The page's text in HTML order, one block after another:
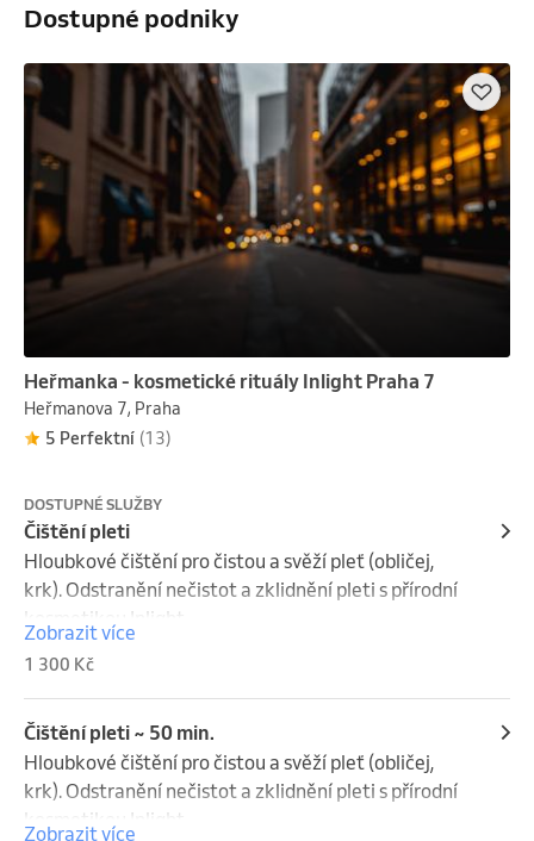
Dostupné podniky
Heřmanka - kosmetické rituály Inlight Praha 7
Heřmanova 7, Praha
5 Perfektní (13)
DOSTUPNÉ SLUŽBY
Čištění pleti
Hloubkové čištění pro čistou a svěží pleť (obličej,
krk). Odstranění nečistot a zklidnění pleti s přírodní
kosmetikou Inlight.
• odlíčení
• peeling
• hloubkové čištění
• obličejová maska s relaxační masáží hlavy
• závěrečná péče
Zobrazit více
1 300 Kč
Čištění pleti ~ 50 min.
Hloubkové čištění pro čistou a svěží pleť (obličej,
krk). Odstranění nečistot a zklidnění pleti s přírodní
kosmetikou Inlight.
Zobrazit více